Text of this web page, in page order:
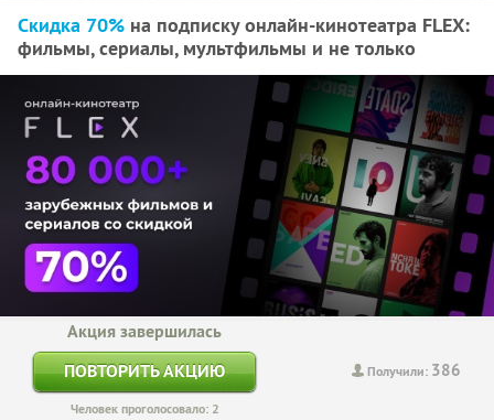
Скидка 70% на подписку онлайн-кинотеатра FLEX:
фильмы, сериалы, мультфильмы и не только
Получили: 386
Акция завершилась
ПОВТОРИТЬ АКЦИЮ
Человек проголосовало: 2